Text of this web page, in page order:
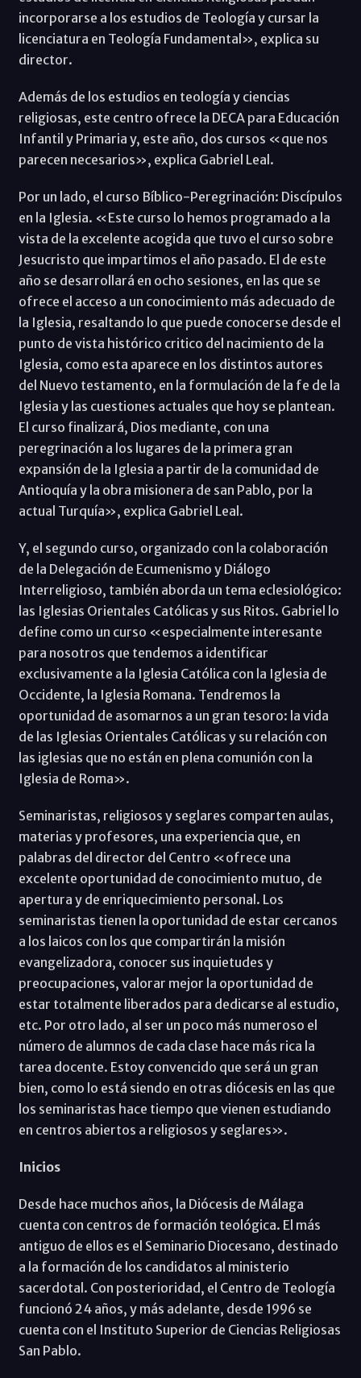
incorporarse a los estudios de Teología y cursar la
licenciatura en Teología Fundamental», explica su
director.
Además de los estudios en teología y ciencias
religiosas, este centro ofrece la DECA para Educación
Infantil y Primaria y, este año, dos cursos «que nos
parecen necesarios», explica Gabriel Leal.
Por un lado, el curso Bíblico-Peregrinación: Discípulos
en la Iglesia. «Este curso lo hemos programado a la
vista de la excelente acogida que tuvo el curso sobre
Jesucristo que impartimos el año pasado. El de este
año se desarrollará en ocho sesiones, en las que se
ofrece el acceso a un conocimiento más adecuado de
la Iglesia, resaltando lo que puede conocerse desde el
punto de vista histórico critico del nacimiento de la
Iglesia, como esta aparece en los distintos autores
del Nuevo testamento, en la formulación de la fe de la
Iglesia y las cuestiones actuales que hoy se plantean.
El curso finalizará, Dios mediante, con una
peregrinación a los lugares de la primera gran
expansión de la Iglesia a partir de la comunidad de
Antioquía y la obra misionera de san Pablo, por la
actual Turquía», explica Gabriel Leal.
Y, el segundo curso, organizado con la colaboración
de la Delegación de Ecumenismo y Diálogo
Interreligioso, también aborda un tema eclesiológico:
las Iglesias Orientales Católicas y sus Ritos. Gabriel lo
define como un curso «especialmente interesante
para nosotros que tendemos a identificar
exclusivamente a la Iglesia Católica con la Iglesia de
Occidente, la Iglesia Romana. Tendremos la
oportunidad de asomarnos a un gran tesoro: la vida
de las Iglesias Orientales Católicas y su relación con
las iglesias que no están en plena comunión con la
Iglesia de Roma».
Seminaristas, religiosos y seglares comparten aulas,
materias y profesores, una experiencia que, en
palabras del director del Centro «ofrece una
excelente oportunidad de conocimiento mutuo, de
apertura y de enriquecimiento personal. Los
seminaristas tienen la oportunidad de estar cercanos
a los laicos con los que compartirán la misión
evangelizadora, conocer sus inquietudes y
preocupaciones, valorar mejor la oportunidad de
estar totalmente liberados para dedicarse al estudio,
etc. Por otro lado, al ser un poco más numeroso el
número de alumnos de cada clase hace más rica la
tarea docente. Estoy convencido que será un gran
bien, como lo está siendo en otras diócesis en las que
los seminaristas hace tiempo que vienen estudiando
en centros abiertos a religiosos y seglares».
Inicios
Desde hace muchos años, la Diócesis de Málaga
cuenta con centros de formación teológica. El más
antiguo de ellos es el Seminario Diocesano, destinado
a la formación de los candidatos al ministerio
sacerdotal. Con posterioridad, el Centro de Teología
funcionó 24 años, y más adelante, desde 1996 se
cuenta con el Instituto Superior de Ciencias Religiosas
San Pablo.